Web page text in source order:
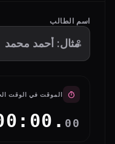
اسم الطالب
person
timer الموقت في الوقت
00